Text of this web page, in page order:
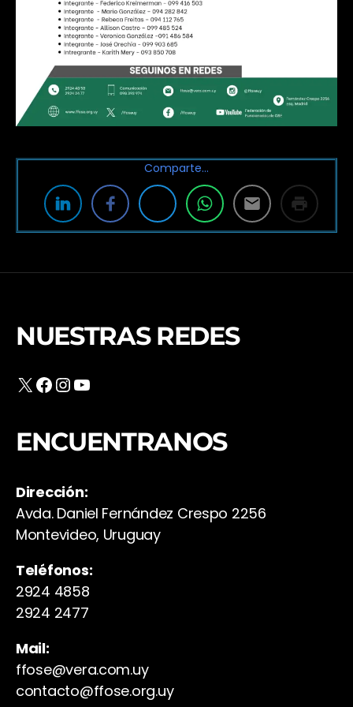
Comparte…
NUESTRAS REDES
X Facebook
Instagram
YouTube
ENCUENTRANOS
Dirección:
Avda. Daniel Fernández Crespo 2256
Montevideo, Uruguay
Teléfonos:
2924 4858
2924 2477
Mail:
ffose@vera.com.uy
contacto@ffose.org.uy